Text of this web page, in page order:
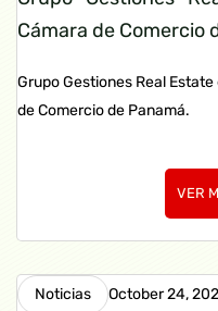
Cámara de Comercio
Grupo Gestiones Real
de Comercio de Panamá.
VER
Noticias October 24,